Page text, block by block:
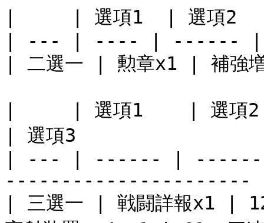
|     | 選項1  | 選項2
| --- | ---- | ------ |
| 二選一 | 勲章x1 | 補強
|     | 選項1    | 選項2
| 選項3
| --- | ------ |
----------------------
| 三選一 | 戦闘詳報x1 |